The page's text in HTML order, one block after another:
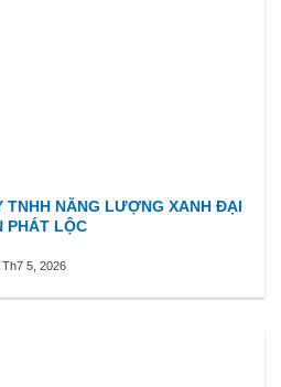
TNHH NĂNG LƯỢNG XANH ĐẠI
PHÁT LỘC
Th7 5, 2026